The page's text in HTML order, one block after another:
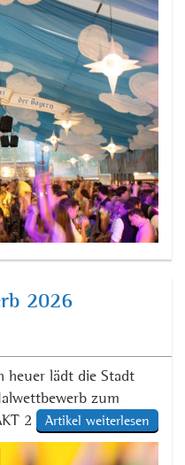
Freitag, 17.
18. April – Nachtstark
2026
heuer lädt die Stadt
zum
2026 teilzunehmen.
über zahlreiche
Artikel weiterlesen